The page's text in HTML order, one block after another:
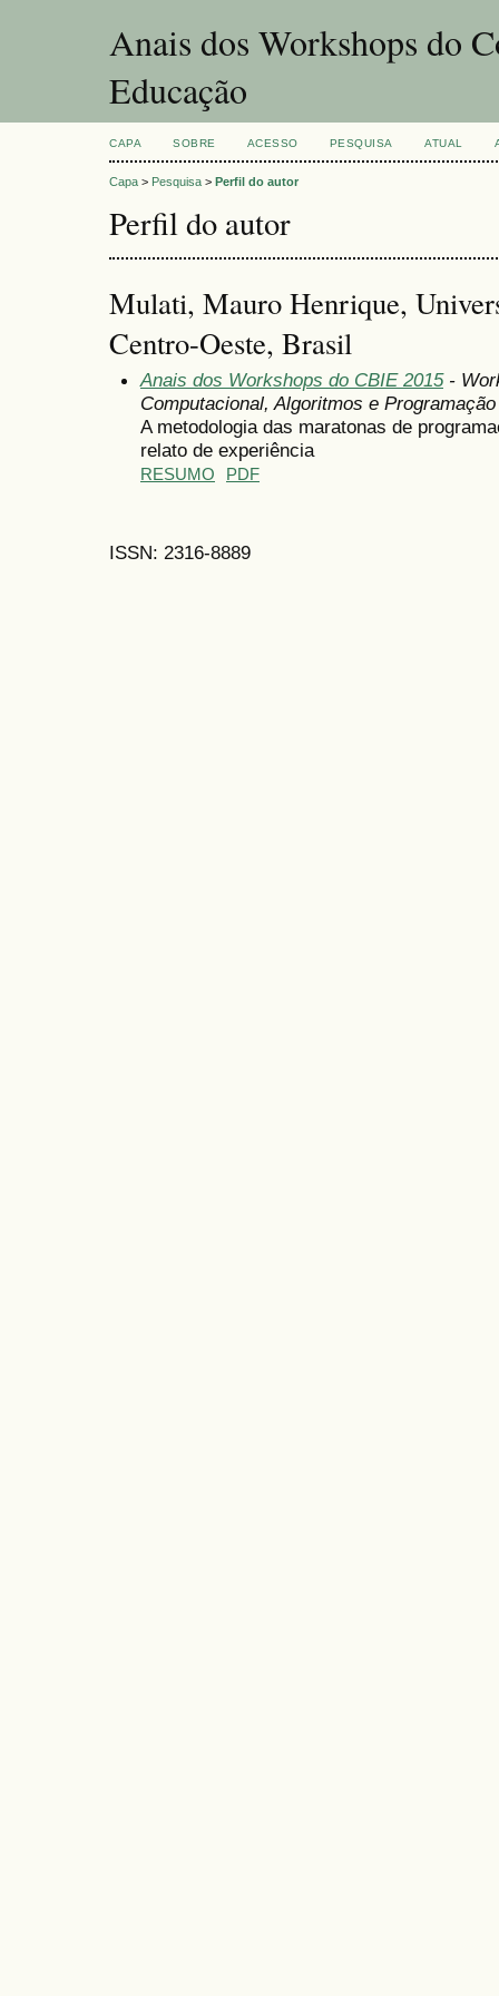
Anais dos Workshops do
Educação
CAPA SOBRE ACESSO PESQUISA ATUAL
Capa > Pesquisa > Perfil do autor
Perfil do autor
Mulati, Mauro Henrique,
Centro-Oeste, Brasil
Anais dos Workshops do CBIE 2015-
Computacional, Algoritmos e
A metodologia das maratonas de
relato de experiência
RESUMO PDF
ISSN: 2316-8889